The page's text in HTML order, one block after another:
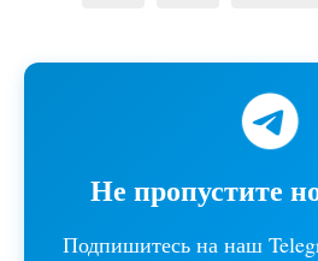
Не пропустите
Подпишитесь на наш